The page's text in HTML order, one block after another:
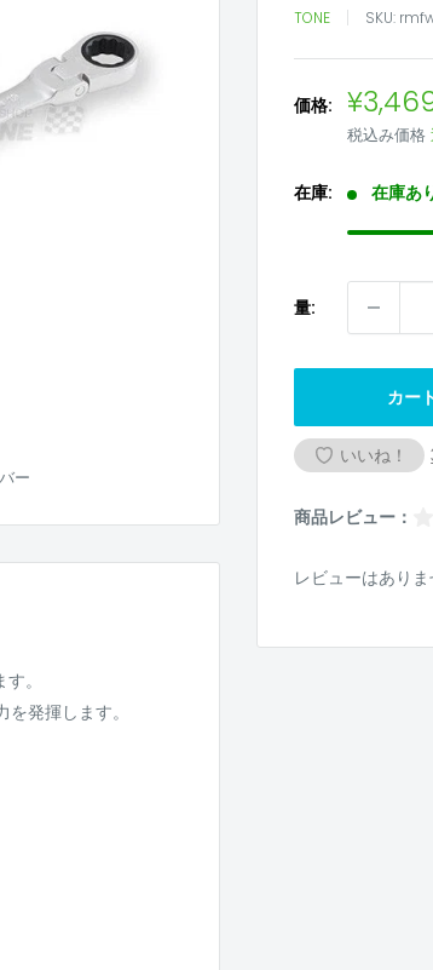
ー
TONE SKU:
価格: 販
売
価
格
税込み価格
在庫: 在庫あ
量:
カー
いいね！
商品レビュー：
レビューはあり
。
発揮します。